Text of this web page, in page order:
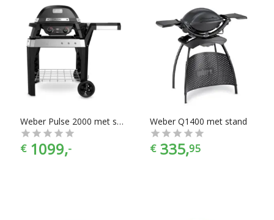
Weber Pulse 2000 met stand
€ 1099,-
Weber Q1400 met stand
€ 335,95